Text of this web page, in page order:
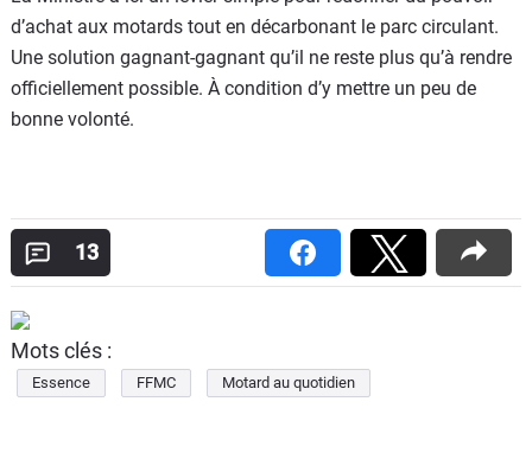
d’achat aux motards tout en décarbonant le parc circulant.
Une solution gagnant-gagnant qu’il ne reste plus qu’à rendre
officiellement possible. À condition d’y mettre un peu de
bonne volonté.
13
Mots clés :
Essence FFMC Motard au quotidien